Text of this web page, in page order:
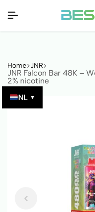
NL ▼
Home JNR
JNR Falcon Bar 48K –
2% nicotine